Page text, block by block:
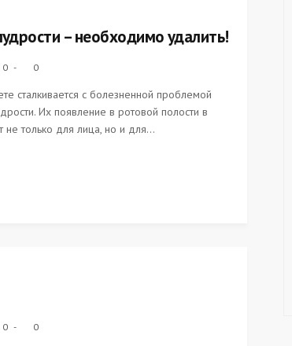
– необходимо удалить!
0 0
сталкивается с болезненной проблемой
Их появление в ротовой полости в
только для лица, но и для...
0 0